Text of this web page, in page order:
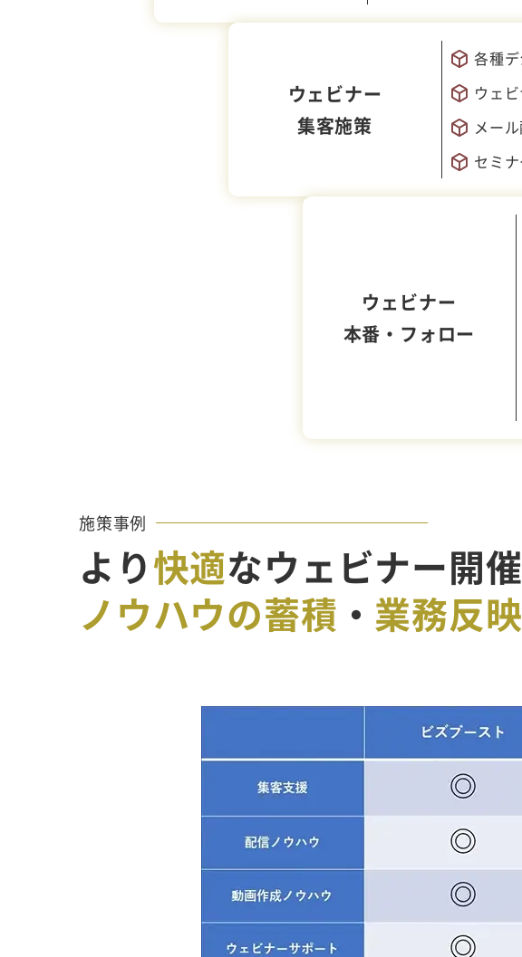
ウェビナー
集客施策
各種
ウェ
メー
セミ
ウェビナー
本番・フォロー
施策事例
より快適なウェビナー開
ノウハウの蓄積 ・ 業務反映